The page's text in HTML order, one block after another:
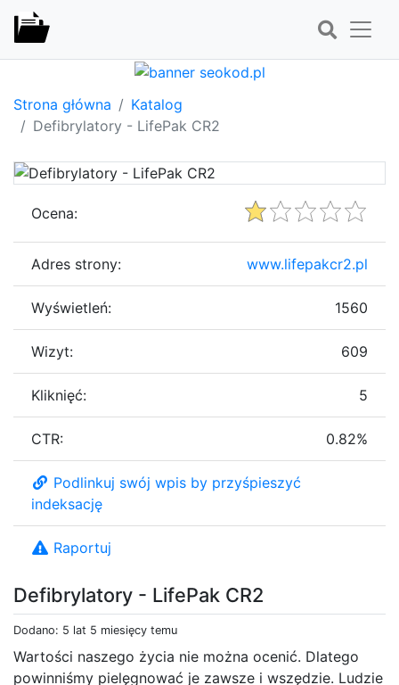
Strona główna
Katalog
Defibrylatory - LifePak CR2
Defibrylatory - LifePak CR2
Dodano: 5 lat 5 miesięcy temu
Wartości naszego życia nie można ocenić. Dlatego
powinniśmy pielęgnować je zawsze i wszędzie. Ludzie
Ocena:
Adres strony: www.lifepakcr2.pl
Wyświetleń: 1560
Wizyt: 609
Kliknięć: 5
CTR: 0.82%
Podlinkuj swój wpis by przyśpieszyć
indeksację
Raportuj